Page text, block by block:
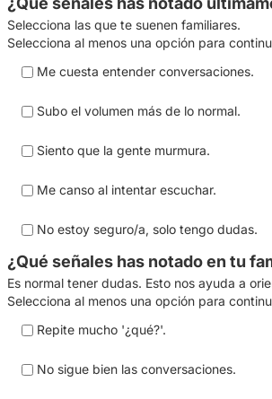
Selecciona las que te suenen familiares.
Selecciona al menos una opción para
Me cuesta entender conversaciones.
Subo el volumen más de lo normal.
Siento que la gente murmura.
Me canso al intentar escuchar.
No estoy seguro/a, solo tengo dudas.
¿Qué señales has notado en tu
Es normal tener dudas. Esto nos ayuda a
Selecciona al menos una opción para
Repite mucho '¿qué?'.
No sigue bien las conversaciones.